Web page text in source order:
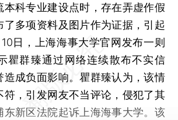
本科专业建设点时，存在弄虚作假
了多项资料及图片作为证据，引起
日，上海海事大学官网发布一则
瞿群臻通过网络连续散布不实信
造成负面影响。瞿群臻认为，该情
符，引发网友不当评论，侵犯了其
东新区法院起诉上海海事大学。该